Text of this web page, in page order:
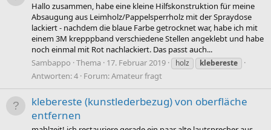
Hallo zusammen, habe eine kleine Hilfskonstruktion für meine
Absaugung aus Leimholz/Pappelsperrholz mit der Spraydose
lackiert - nachdem die blaue Farbe getrocknet war, habe ich mit
einem 3M krepppband verschiedene Stellen angeklebt und habe
noch einmal mit Rot nachlackiert. Das passt auch...
Sambappo Thema 17. Februar 2019 holz klebereste
Antworten: 4 Forum:Amateur fragt
klebereste (kunstlederbezug) von oberfläche
entfernen